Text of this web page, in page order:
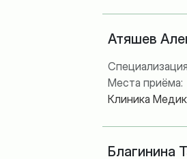
Атяшев
Места приёма:
Клиника
Благинина